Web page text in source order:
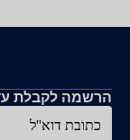
הרשמה לקבלת
כתובת דוא''ל